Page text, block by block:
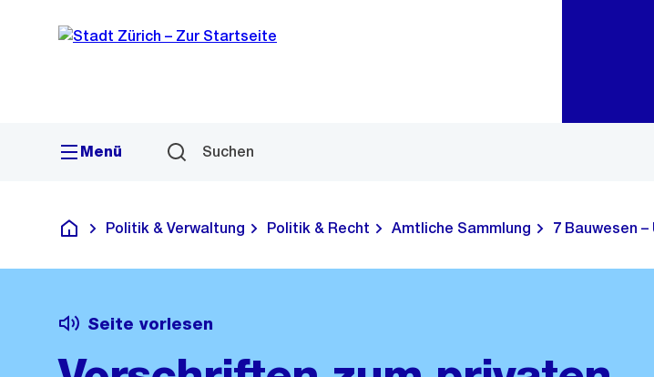
Navigation
Sprunglink
Menü Suchen
Deutsch
Politik & Verwaltung Politik & Recht Amtliche Sammlung 7 Bauwesen
Seite vorlesen